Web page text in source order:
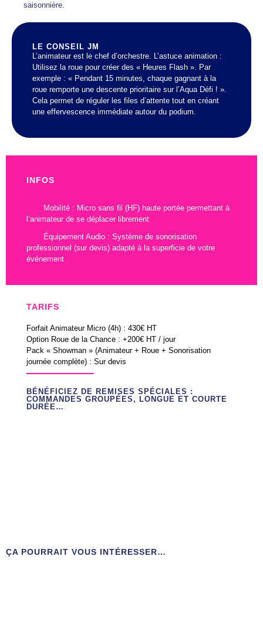
saisonnière.
LE CONSEIL JM
L’animateur est le chef d’orchestre. L’astuce animation :
Utilisez la roue pour créer des « Heures Flash ». Par
exemple : « Pendant 15 minutes, chaque gagnant à la
roue remporte une descente prioritaire sur l’Aqua Défi ! ».
Cela permet de réguler les files d’attente tout en créant
une effervescence immédiate autour du podium.
INFOS
Mobilité : Micro sans fil (HF) haute portée permettant à
l’animateur de se déplacer librement
Équipement Audio : Système de sonorisation
professionnel (sur devis) adapté à la superficie de votre
événement
TARIFS
Forfait Animateur Micro (4h) : 430€ HT
Option Roue de la Chance : +200€ HT / jour
Pack « Showman » (Animateur + Roue + Sonorisation
journée complète) : Sur devis
BÉNÉFICIEZ DE REMISES SPÉCIALES :
COMMANDES GROUPÉES, LONGUE ET COURTE
DURÉE…
ÇA POURRAIT VOUS INTÉRESSER…